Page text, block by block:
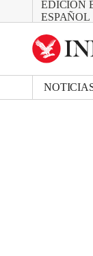
EDICIÓN
ESPAÑOL
UK Edition
US Edition
Bookmark
Removed from
Close popover